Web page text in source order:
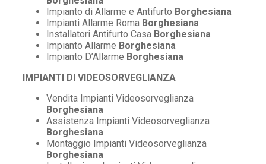
Impianto di Allarme e Antifurto Borghesiana
Impianti Allarme Roma Borghesiana
Installatori Antifurto Casa Borghesiana
Impianto Allarme Borghesiana
Impianto D’Allarme Borghesiana
IMPIANTI DI VIDEOSORVEGLIANZA
Vendita Impianti Videosorveglianza
Borghesiana
Assistenza Impianti Videosorveglianza
Borghesiana
Montaggio Impianti Videosorveglianza
Borghesiana